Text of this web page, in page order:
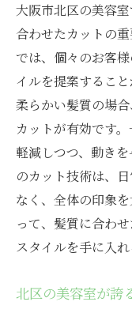
大阪市北区の美容
合わせたカットの
では、個々のお客
イルを提案するこ
柔らかい髪質の場
カットが有効です
軽減しつつ、動き
のカット技術は、
なく、全体の印象
って、髪質に合わ
スタイルを手に入
北区の美容室が誇